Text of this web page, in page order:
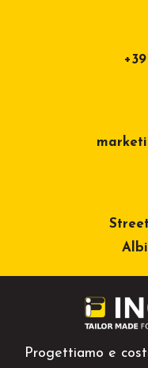
Progettiamo e